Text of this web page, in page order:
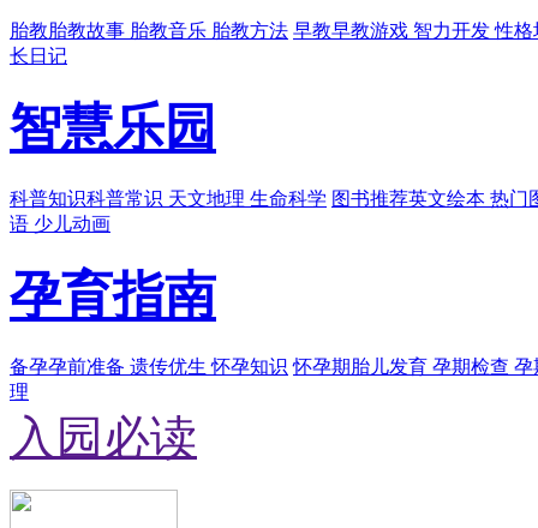
胎教胎教故事 胎教音乐 胎教方法 早教早教游戏 智力开发 性格
长日记
智慧乐园
科普知识科普常识 天文地理 生命科学 图书推荐英文绘本 热门
语 少儿动画
孕育指南
备孕孕前准备 遗传优生 怀孕知识 怀孕期 胎儿发育 孕期检查
理
入园必读